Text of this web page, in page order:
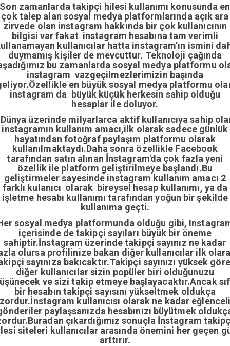
Son zamanlarda takipçi hilesi kullanımı konusunda en
çok talep alan sosyal medya platformlarında açık ara
zirvede olan instagram hakkında bir çok kullanıcının
bilgisi var fakat instagram hesabına tam verimli
kullanıcılar hatta instagram’ın ismini
duymamış kişiler de mevcuttur. Teknoloji çağında
bu zamanlarda sosyal medya platformu
instagram vazgeçilmezlerimizin başında
en büyük sosyal medya platformu
instagram da büyük küçük herkesin sahip olduğu
hesaplar ile doluyor.
üzerinde milyarlarca aktif kullanıcıya sahip
instagramın kullanım amacı,ilk olarak sadece günlük
hayatından fotoğraf paylaşım platformu olarak
kullanılmaktaydı.Daha sonra özellikle Facebook
tarafından satın alınan İnstagram'da çok fazla yeni
özellik ile platform geliştirilmeye başlandı.Bu
geliştirmeler sayesinde instagram kullanım amacı 2
farklı kulanıcı olarak bireysel hesap kullanımı, ya da
işletme hesabı kullanımı tarafından yoğun bir şekilde
kullanıma geçti.
sosyal medya platformunda olduğu gibi,
içerisinde de takipçi sayıları büyük bir öneme
sahiptir.İnstagram üzerinde takipçi sayınız ne kadar
olursa profilinize bakan diğer kullanıcılar ilk
sayınıza bakıcaktır.Takipçi sayınızı yüksek
diğer kullanıcılar sizin popüler biri olduğunuzu
ve sizi takip etmeye başlayacaktır.Ancak
bir hesabın takipçi sayısını yükseltmek oldukça
kullanıcısı olarak ne kadar
paylaşsanızda hesabınızı büyütmek
çıkardığımız sonuçla İnstagram
siteleri kullanıcılar arasında önemini her geçen
arttırır.